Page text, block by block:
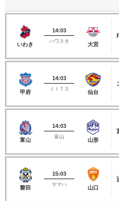
いわき
14:03
ハワスタ
大宮
甲府
14:03
ＪＩＴス
仙台
富山
14:03
富山
山形
磐田
15:03
ヤマハ
山口